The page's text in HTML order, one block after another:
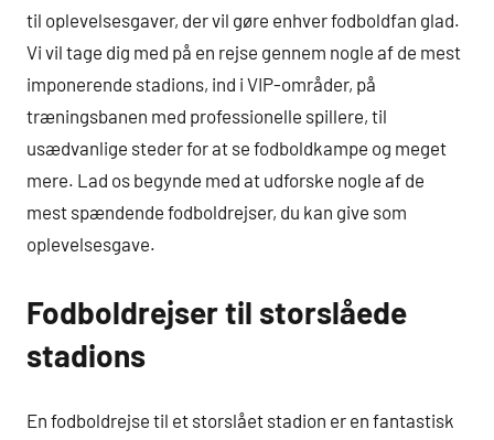
til oplevelsesgaver, der vil gøre enhver fodboldfan glad.
Vi vil tage dig med på en rejse gennem nogle af de mest
imponerende stadions, ind i VIP-områder, på
træningsbanen med professionelle spillere, til
usædvanlige steder for at se fodboldkampe og meget
mere. Lad os begynde med at udforske nogle af de
mest spændende fodboldrejser, du kan give som
oplevelsesgave.
Fodboldrejser til storslåede
stadions
En fodboldrejse til et storslået stadion er en fantastisk